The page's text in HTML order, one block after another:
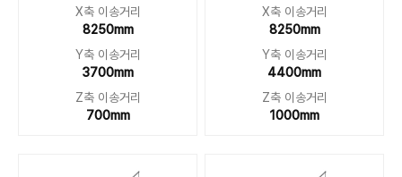
X축 이송거리
8250mm
Y축 이송거리
3700mm
Z축 이송거리
700mm
X축 이송거리
8250mm
Y축 이송거리
4400mm
Z축 이송거리
1000mm